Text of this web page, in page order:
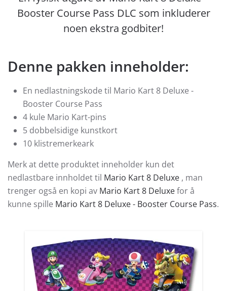
Booster Course Pass DLC som inkluderer
noen ekstra godbiter!
Denne pakken inneholder:
En nedlastningskode til Mario Kart 8 Deluxe -
Booster Course Pass
4 kule Mario Kart-pins
5 dobbelsidige kunstkort
10 klistremerkeark
Merk at dette produktet inneholder kun det
nedlastbare innholdet til Mario Kart 8 Deluxe , man
trenger også en kopi av Mario Kart 8 Deluxefor å
kunne spille Mario Kart 8 Deluxe - Booster Course Pass.